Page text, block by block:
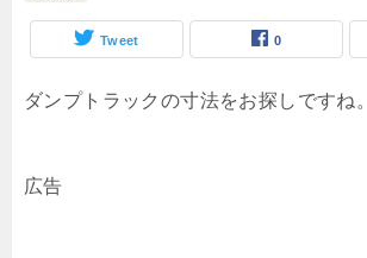
Tweet 0
ダンプトラックの寸法をお探しですね。
広告